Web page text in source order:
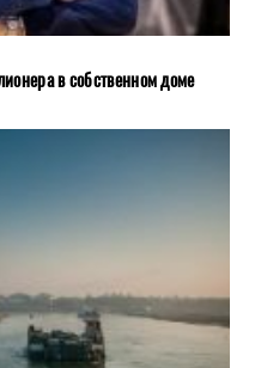
в собственном доме